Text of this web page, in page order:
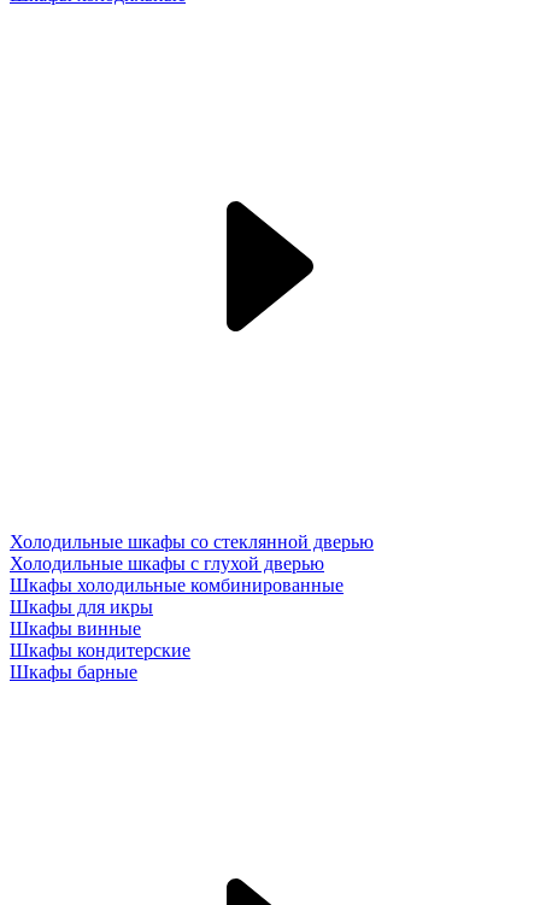
Холодильные шкафы со стеклянной дверью
Холодильные шкафы с глухой дверью
Шкафы холодильные комбинированные
Шкафы для икры
Шкафы винные
Шкафы кондитерские
Шкафы барные